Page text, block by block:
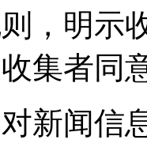
，明示
集者同
对新闻